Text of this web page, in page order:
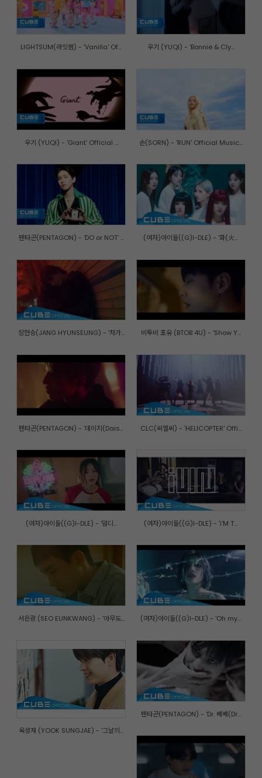
LIGHTSUM(라잇썸) - 'Vanilla' Of... 우기 (YUQI) - 'Bonnie & Cly...
우기 (YUQI) - 'Giant' Official ... 손(SORN) - 'RUN' Official Music...
펜타곤(PENTAGON) - 'DO or NOT' ... (여자)아이들((G)I-DLE) - '화(火...
장현승(JANG HYUNSEUNG) - '차가... 비투비 포유 (BTOB 4U) - 'Show Y...
펜타곤(PENTAGON) - '데이지(Dais... CLC(씨엘씨) - 'HELICOPTER' Offi...
(여자)아이들((G)I-DLE) - '덤디... (여자)아이들((G)I-DLE) - 'i'M T...
서은광 (SEO EUNKWANG) - '아무도... (여자)아이들((G)I-DLE) - 'Oh my...
육성재 (YOOK SUNGJAE) - '그날의...
펜타곤(PENTAGON) - 'Dr. 베베(Dr...